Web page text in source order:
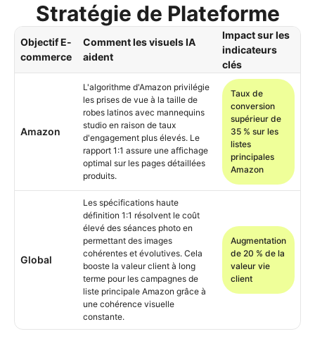
Stratégie de Plateforme
Objectif E-
commerce
Comment les visuels IA
aident
Impact sur les
indicateurs
clés
Amazon
L'algorithme d'Amazon privilégie
les prises de vue à la taille de
robes latinos avec mannequins
studio en raison de taux
d'engagement plus élevés. Le
rapport 1:1 assure une affichage
optimal sur les pages détaillées
produits.
Taux de
conversion
supérieur de
35 % sur les
listes
principales
Amazon
Global
Les spécifications haute
définition 1:1 résolvent le coût
élevé des séances photo en
permettant des images
cohérentes et évolutives. Cela
booste la valeur client à long
terme pour les campagnes de
liste principale Amazon grâce à
une cohérence visuelle
constante.
Augmentation
de 20 % de la
valeur vie
client